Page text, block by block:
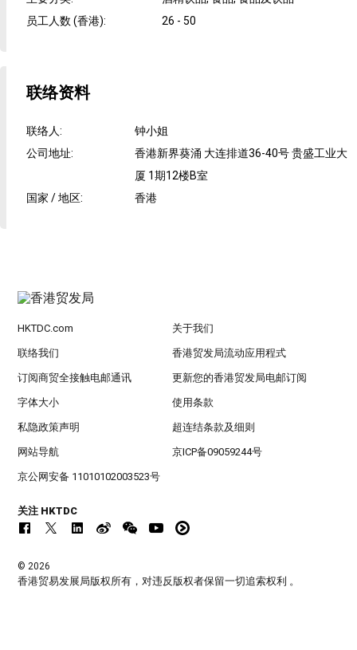
员工人数 (香港): 26 - 50
联络资料
联络人:
钟小姐
公司地址:
香港新界葵涌 大连排道36-40号 贵盛工业大
厦 1期12楼B室
国家 / 地区: 香港
HKTDC.com 关于我们
联络我们 香港贸发局流动应用程式
订阅商贸全接触电邮通讯 更新您的香港贸发局电邮订阅
字体大小 使用条款
私隐政策声明 超连结条款及细则
网站导航 京ICP备09059244号
京公网安备 11010102003523号
关注 HKTDC
© 2026
香港贸易发展局版权所有，对违反版权者保留一切追索权利 。